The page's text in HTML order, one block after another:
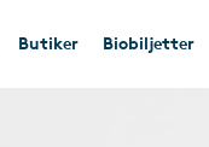
Butiker Biobiljetter